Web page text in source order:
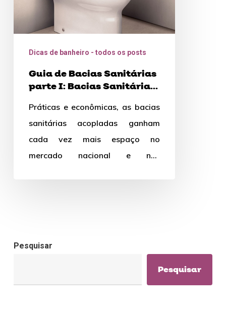
Sanitárias
Acopladas
Dicas de banheiro - todos os posts
Guia de Bacias Sanitárias
parte I: Bacias Sanitárias
Práticas e econômicas, as bacias
sanitárias acopladas ganham
cada vez mais espaço no
mercado nacional e nas
Pesquisar
Pesquisar